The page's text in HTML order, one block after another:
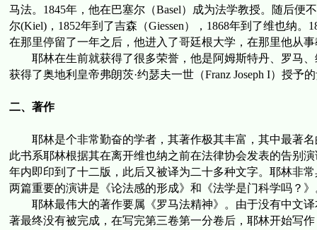
马法。 1845年， 他在巴塞尔（Basel）成为法学教授。随后便
尔(Kiel)， 1852年到了吉森（Giessen）， 1868年到了维也纳。
在那里停留了一年之后，他进入了哥廷根大学，在那里他从
耶林在生前就获得了很多荣誉，他是阿姆斯特丹、罗马
获得了奥地利皇帝弗朗茨·约瑟夫一世（Franz Joseph I） 授予
二、著作
耶林是个非常勤奋的学者，其著作极其丰富，其中最著
此书系耶林根据其在离开维也纳之前在法律协会发表的告别演
年内即印到了十二版，此后又被译为二十多种文字。耶林非
两篇重要的演讲是《论法感的形成》和《法学是门科学吗？》
耶林最伟大的著作要属《罗马法精神》。由于没有中文
著最终没有被完成，在写完第三卷第一分卷后，耶林开始写